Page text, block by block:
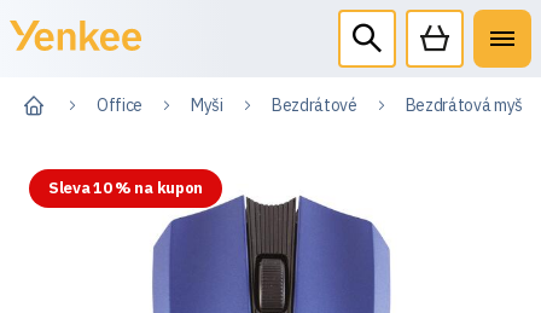
Office Myši Bezdrátové Bezdrátová myš
Sleva 10 % na kupon